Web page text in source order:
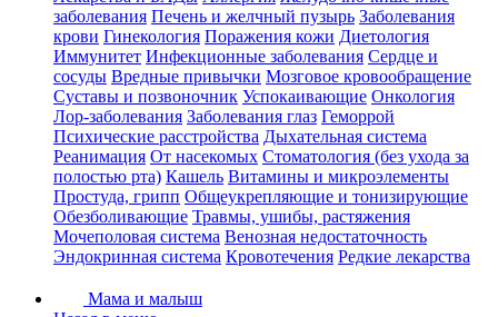
заболевания Печень и желчный пузырь Заболевания
крови Гинекология Поражения кожи Диетология
Иммунитет Инфекционные заболевания Сердце и
сосуды Вредные привычки Мозговое кровообращение
Суставы и позвоночник Успокаивающие Онкология
Лор-заболевания Заболевания глаз Геморрой
Психические расстройства Дыхательная система
Реанимация От насекомых Стоматология (без ухода за
полостью рта) Кашель Витамины и микроэлементы
Простуда, грипп Общеукрепляющие и тонизирующие
Обезболивающие Травмы, ушибы, растяжения
Мочеполовая система Венозная недостаточность
Эндокринная система Кровотечения Редкие лекарства
Мама и малыш